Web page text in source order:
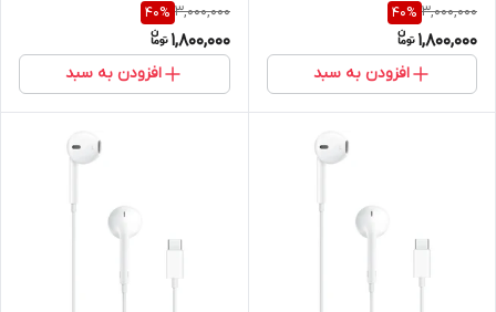
3,000,000
40%
1,800,000
افزودن به سبد
3,000,000
40%
1,800,000
افزودن به سبد